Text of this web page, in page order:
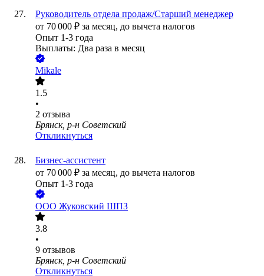
Руководитель отдела продаж/Старший менеджер
от 70 000 ₽ за месяц, до вычета налогов
Опыт 1-3 года
Выплаты: Два раза в месяц
Mikale
1.5
•
2 отзыва
Брянск, р-н Советский
Откликнуться
Бизнес-ассистент
от 70 000 ₽ за месяц, до вычета налогов
Опыт 1-3 года
ООО Жуковский ШПЗ
3.8
•
9 отзывов
Брянск, р-н Советский
Откликнуться